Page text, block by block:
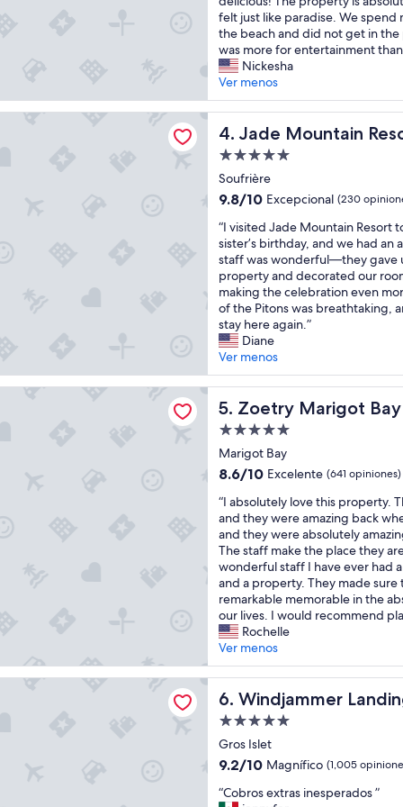
n
i
d
o
”
s
d
o
s
d
i
a
s
F
u
e
a
s
t
a
n
t
e
b
i
e
n
.
a
c
o
i
d
a
f
u
e
b
u
e
n
a
.
E
n
g
e
n
r
a
n
d
a
n
d
I
s
a
y
e
a
t
S
e
c
r
e
t
s
f
o
r
n
i
g
t
s
f
o
r
o
u
r
h
o
n
e
y
m
o
o
n
W
felt just like paradise. We spend
the beach and did not get in the
was more for entertainment
Nickesha
Ver menos
4. Jade Mountain
Jade Mountain Resort
Propiedad
de
5.0
Soufrière
9.8
10,
Excepcional,
(230
opiniones)
9.8/10 Excepcional (230
“
I
v
i
s
i
t
e
d
J
a
d
M
o
u
t
a
i
n
R
e
s
o
r
t
t
o
c
e
b
a
“I visited Jade Mountain Resort
sister’s birthday, and we had an
staff was wonderful—they gave
property and decorated our
making the celebration even
of the Pitons was breathtaking,
stay here again.”
Diane
Ver menos
Resort
5. Zoetry Marigot
Zoetry Marigot Bay - All
Propiedad
de
5.0
Marigot Bay
8.6
10,
Excelente,
(641
opiniones)
8.6/10 Excelente (641 opiniones)
“
I
a
b
s
o
l
u
t
e
l
y
l
v
e
t
i
“I absolutely love this property.
and they were amazing back
and they were absolutely
The staff make the place they
wonderful staff I have ever had
and a property. They made sure
remarkable memorable in the
our lives. I would recommend
Rochelle
Ver menos
Bay - All Inclusive
6. Windjammer
Windjammer Landing
Propiedad
de
5.0
Gros Islet
9.2
10,
9.2/10 Magnífico (1,005
““Cobros extras inesperados ”
Landing Resort and Residences